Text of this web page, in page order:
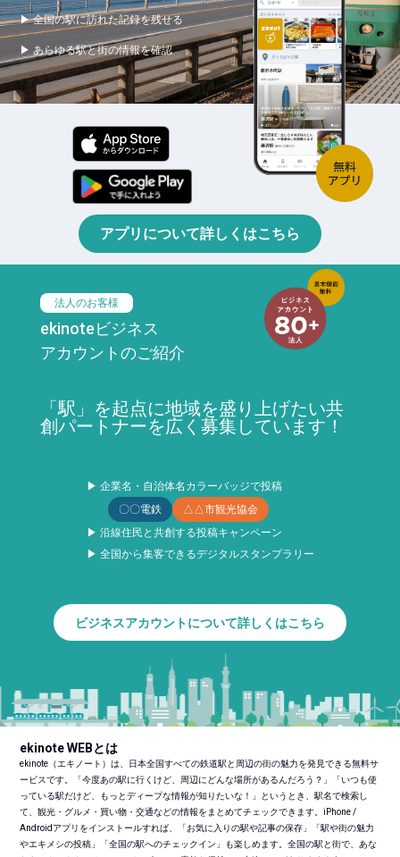
▶ 全国の駅に訪れた記録を残せる
▶ あらゆる駅と街の情報を確認
アプリについて詳しくはこちら
法人のお客様
ekinoteビジネス
アカウントのご紹介
「駅」を起点に地域を盛り上げたい共
創パートナーを広く募集しています！
▶ 企業名・自治体名カラーバッジで投稿
〇〇電鉄
△△市観光協会
▶ 沿線住民と共創する投稿キャンペーン
▶ 全国から集客できるデジタルスタンプラリー
ビジネスアカウントについて詳しくはこちら
ekinote WEBとは
ekinote（エキノート）は、日本全国すべての鉄道駅と周辺の街の魅力を発見できる無料サ
ービスです。「今度あの駅に行くけど、周辺にどんな場所があるんだろう？」「いつも使
っている駅だけど、もっとディープな情報が知りたいな！」というとき、駅名で検索し
て、観光・グルメ・買い物・交通などの情報をまとめてチェックできます。iPhone /
Androidアプリをインストールすれば、「お気に入りの駅や記事の保存」「駅や街の魅力
やエキメシの投稿」「全国の駅へのチェックイン」も楽しめます。全国の駅と街で、あな